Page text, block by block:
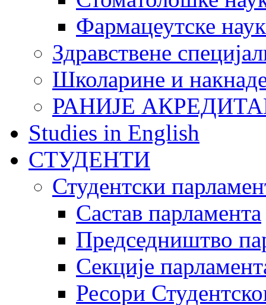
Фармацеутске
Здравствене
Школарине и
РАНИЈЕ
Studies in English
СТУДЕНТИ
Студентски
Састав парламента
Председништво
Секције
Ресори